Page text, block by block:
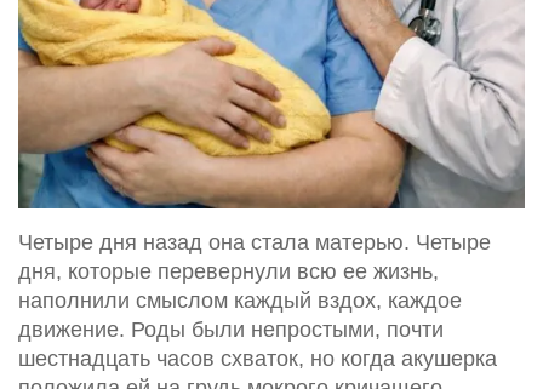
Четыре дня назад она стала матерью. Четыре
дня, которые перевернули всю ее жизнь,
наполнили смыслом каждый вздох, каждое
движение. Роды были непростыми, почти
шестнадцать часов схваток, но когда акушерка